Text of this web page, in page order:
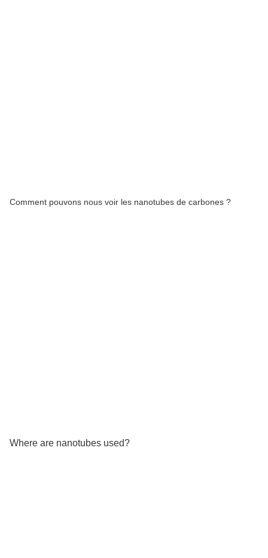
Comment pouvons nous voir les nanotubes de carbones ?
Where are nanotubes used?